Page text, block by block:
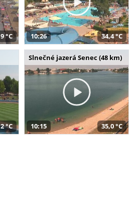
°C 10:26 34,4 °C
°C
Slnečné jazerá Senec (48 km)
10:15 35,0 °C